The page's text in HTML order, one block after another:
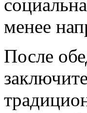
менее
После